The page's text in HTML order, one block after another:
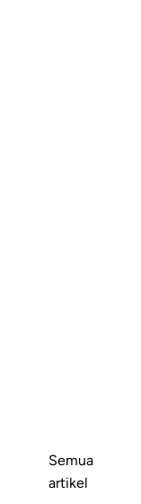
Semua
artikel